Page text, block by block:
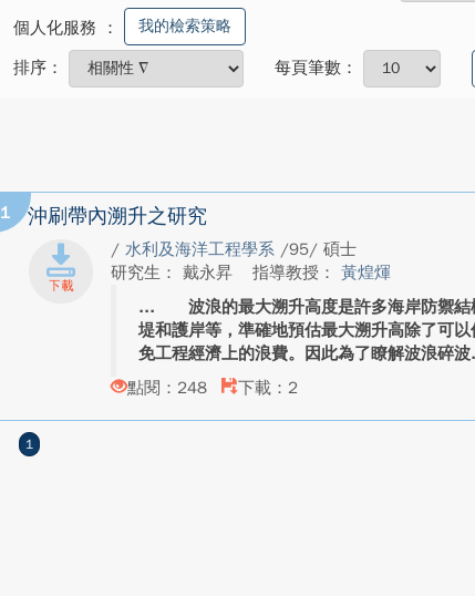
個人化服務 ： 我的檢索策略
排序： 每頁筆數：
1 沖刷帶內溯升之研究
/ 水利及海洋工程學系 /95/ 碩士
研究生： 戴永昇
指導教授： 黃煌煇
波浪的最大溯升高度是許多海岸防禦結
堤和護岸等，準確地預估最大溯升高除了可
免工程經濟上的浪費。因此為了瞭解波浪碎
點閱：248
下載：2
1